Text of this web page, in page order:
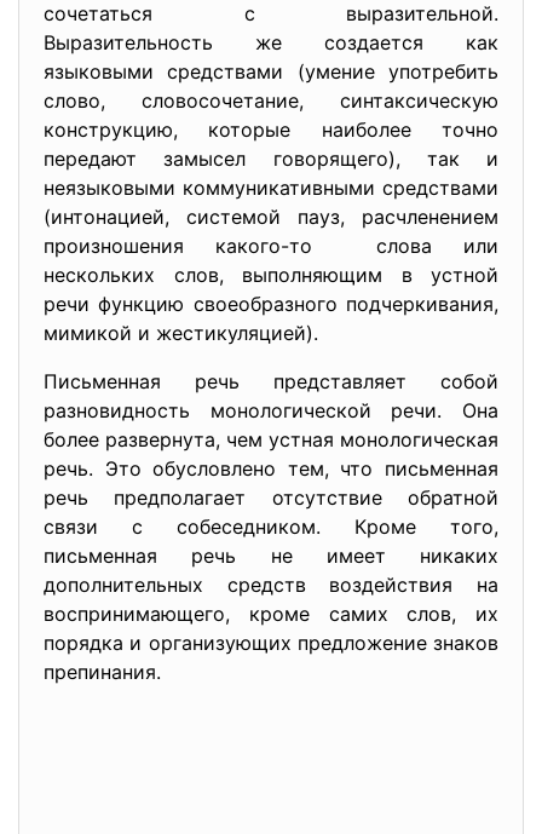
сочетаться с выразительной.
Выразительность же создается как
языковыми средствами (умение употребить
слово, словосочетание, синтаксическую
конструкцию, которые наиболее точно
передают замысел говорящего), так и
неязыковыми коммуникативными средствами
(интонацией, системой пауз, расчленением
произношения какого-то слова или
нескольких слов, выполняющим в устной
речи функцию своеобразного подчеркивания,
мимикой и жестикуляцией).
Письменная речь представляет собой
разновидность монологической речи. Она
более развернута, чем устная монологическая
речь. Это обусловлено тем, что письменная
речь предполагает отсутствие обратной
связи с собеседником. Кроме того,
письменная речь не имеет никаких
дополнительных средств воздействия на
воспринимающего, кроме самих слов, их
порядка и организующих предложение знаков
препинания.